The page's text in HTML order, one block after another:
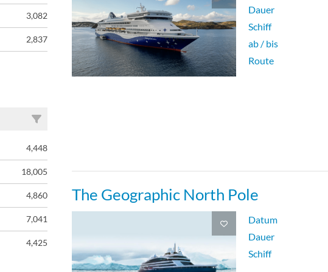
3,082
2,837
4,448
18,005
4,860
7,041
4,425
Dauer
Schiff
ab / bis
Route
The Geographic North Pole
Datum
Dauer
Schiff